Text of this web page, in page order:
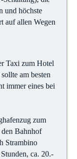
und höchste
auf allen Wegen
Taxi zum Hotel
am besten
immer eines bei
zum
Bahnhof
Strambino
ca. 20.-